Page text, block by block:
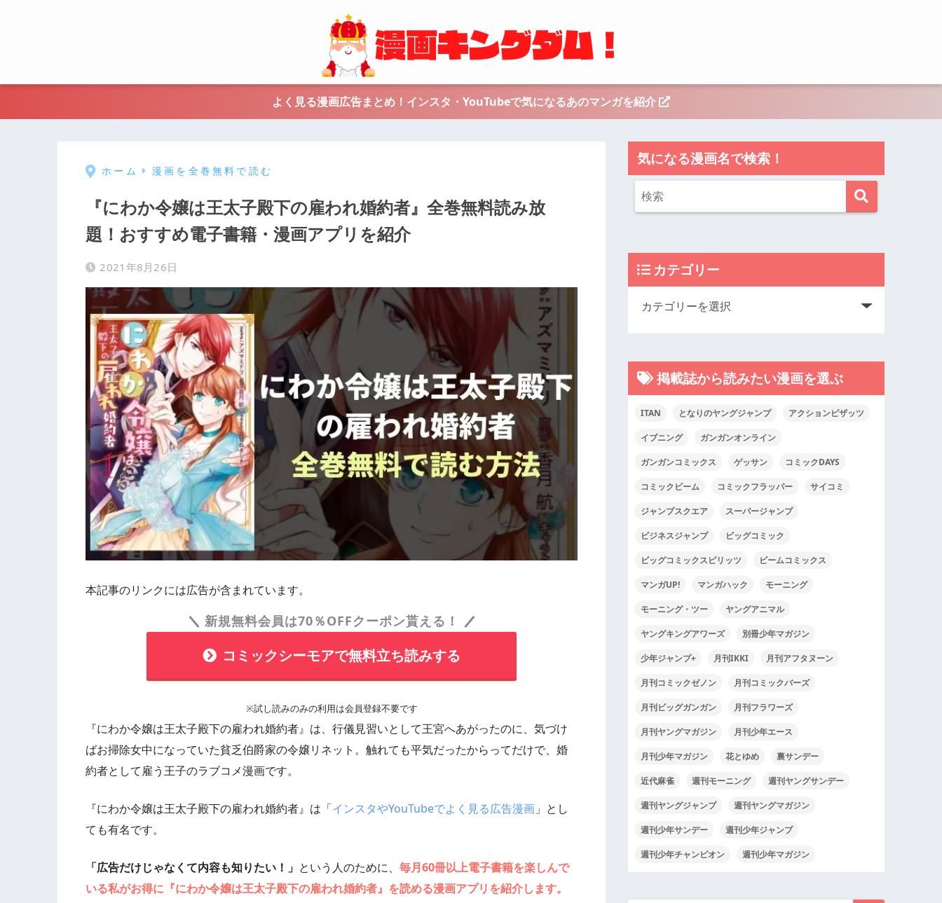
よく見る漫画広告まとめ！インスタ・YouTubeで気になるあのマンガを紹介
ホーム 漫画を全巻無料で読む
『にわか令嬢は王太子殿下の雇われ婚約者』全巻無料読み放
題！おすすめ電子書籍・漫画アプリを紹介
2021年8月26日
本記事のリンクには広告が含まれています。
新規無料会員は70％OFFクーポン貰える！
コミックシーモアで無料立ち読みする
※試し読みのみの利用は会員登録不要です
『にわか令嬢は王太子殿下の雇われ婚約者』は、行儀見習いとして王宮へあがったのに、気づけ
ばお掃除女中になっていた貧乏伯爵家の令嬢リネット。触れても平気だったからってだけで、婚
約者として雇う王子のラブコメ漫画です。
『にわか令嬢は王太子殿下の雇われ婚約者』は「インスタやYouTubeでよく見る広告漫画 」とし
ても有名です。
「広告だけじゃなくて内容も知りたい！」 という人のために、 毎月60冊以上電子書籍を楽しんで
いる私がお得に『にわか令嬢は王太子殿下の雇われ婚約者』を読める漫画アプリを紹介します。
気になる漫画名で検索！
カテゴリー
掲載誌から読みたい漫画を選ぶ
ITAN となりのヤングジャンプ アクションピザッツ
イブニング ガンガンオンライン
ガンガンコミックス ゲッサン コミックDAYS
コミックビーム コミックフラッパー サイコミ
ジャンプスクエア スーパージャンプ
ビジネスジャンプ ビッグコミック
ビッグコミックスピリッツ ビームコミックス
マンガUP! マンガハック モーニング
モーニング・ツー ヤングアニマル
ヤングキングアワーズ 別冊少年マガジン
少年ジャンプ+ 月刊IKKI 月刊アフタヌーン
月刊コミックゼノン 月刊コミックバーズ
月刊ビッグガンガン 月刊フラワーズ
月刊ヤングマガジン 月刊少年エース
月刊少年マガジン 花とゆめ 裏サンデー
近代麻雀 週刊モーニング 週刊ヤングサンデー
週刊ヤングジャンプ 週刊ヤングマガジン
週刊少年サンデー 週刊少年ジャンプ
週刊少年チャンピオン 週刊少年マガジン